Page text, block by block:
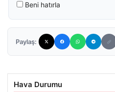
Beni hatırla
Paylaş:
Hava Durumu